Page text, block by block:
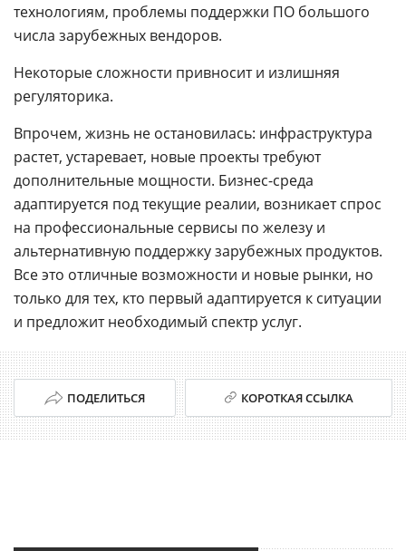
технологиям, проблемы поддержки ПО большого
числа зарубежных вендоров.
Некоторые сложности привносит и излишняя
регуляторика.
Впрочем, жизнь не остановилась: инфраструктура
растет, устаревает, новые проекты требуют
дополнительные мощности. Бизнес-среда
адаптируется под текущие реалии, возникает спрос
на профессиональные сервисы по железу и
альтернативную поддержку зарубежных продуктов.
Все это отличные возможности и новые рынки, но
только для тех, кто первый адаптируется к ситуации
и предложит необходимый спектр услуг.
ПОДЕЛИТЬСЯ КОРОТКАЯ ССЫЛКА